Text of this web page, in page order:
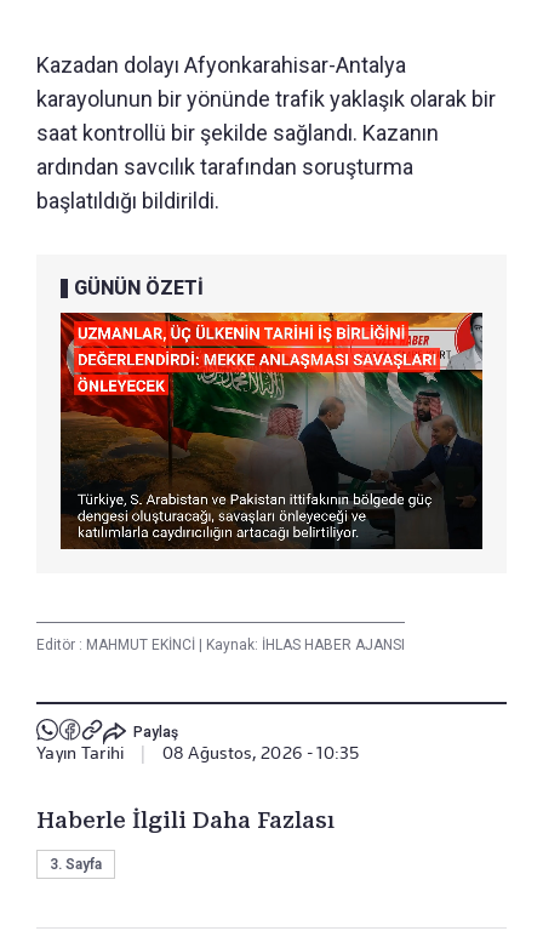
Kazadan dolayı Afyonkarahisar-Antalya
karayolunun bir yönünde trafik yaklaşık olarak bir
saat kontrollü bir şekilde sağlandı. Kazanın
ardından savcılık tarafından soruşturma
başlatıldığı bildirildi.
GÜNÜN ÖZETİ
Editör : MAHMUT EKİNCİ Kaynak: İHLAS HABER AJANSI
Paylaş
Yayın Tarihi 08 Ağustos, 2026 - 10:35
Haberle İlgili Daha Fazlası
3. Sayfa